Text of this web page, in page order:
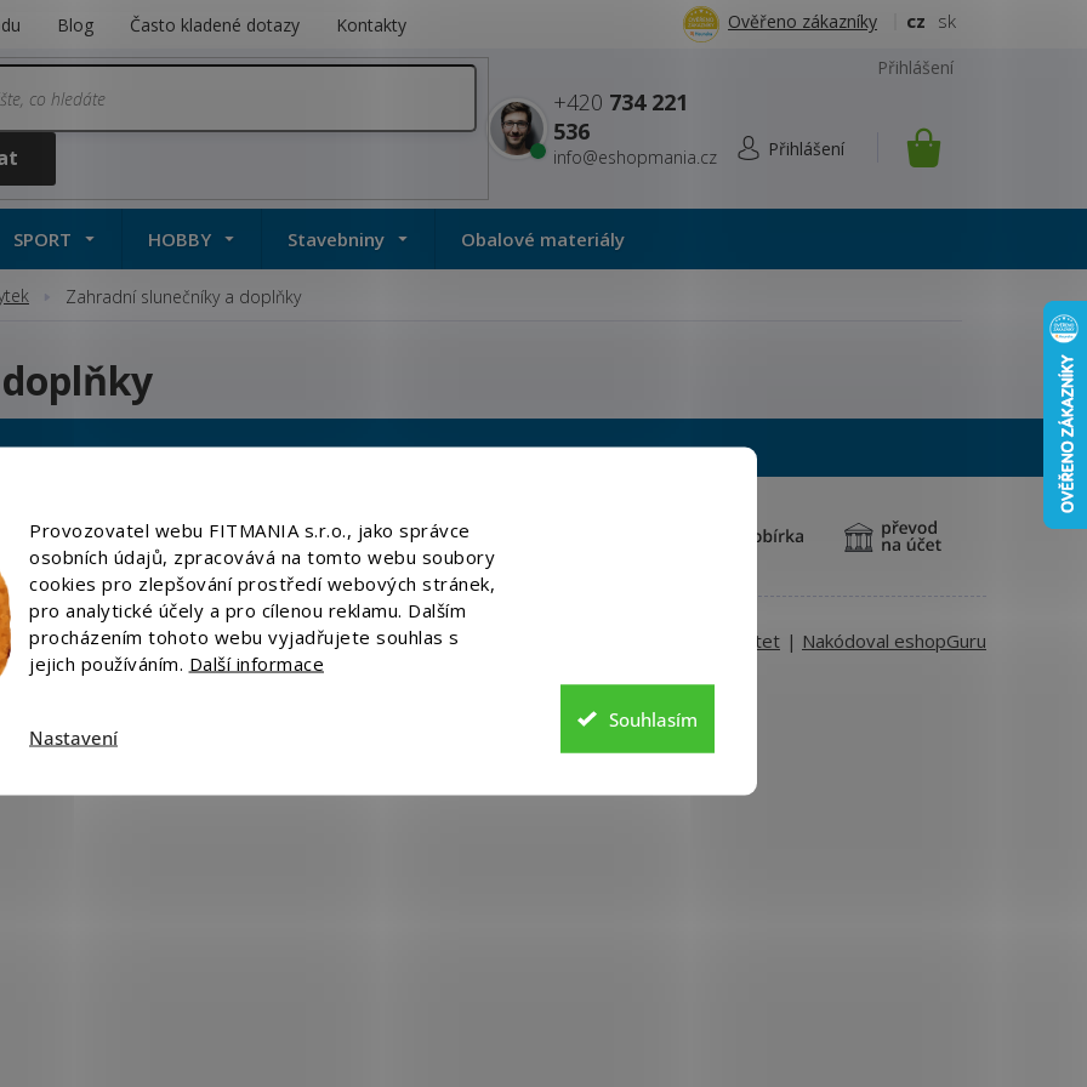
Provozovatel webu FITMANIA s.r.o., jako správce
osobních údajů, zpracovává na tomto webu soubory
cookies pro zlepšování prostředí webových stránek,
pro analytické účely a pro cílenou reklamu. Dalším
procházením tohoto webu vyjadřujete souhlas s
jejich používáním. Další informace
Nastavení
Souhlasím
Blog Často kladené dotazy Kontakty Ověřeno zákazníky cz sk
+420 734 221
536
info@eshopmania.cz
Přihlášení
NÁKUPNÍ
SPORT HOBBY Stavebniny Obalové materiály
Zahradní slunečníky a doplňky
Platba:
Shoptet | Nakódoval eshopGuru
Upravit nastavení cookies